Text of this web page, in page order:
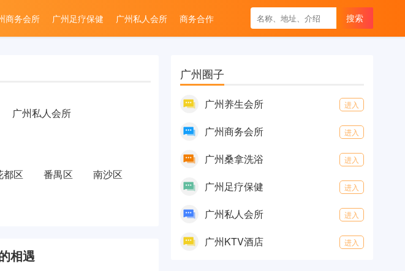
商务会所 广州足疗保健 广州私人会所 商务合作
广州私人会所
都区 番禺区
南沙区
相遇
广州圈子
广州养生会所 进入
广州商务会所 进入
广州桑拿洗浴 进入
广州足疗保健 进入
广州私人会所 进入
广州KTV酒店 进入